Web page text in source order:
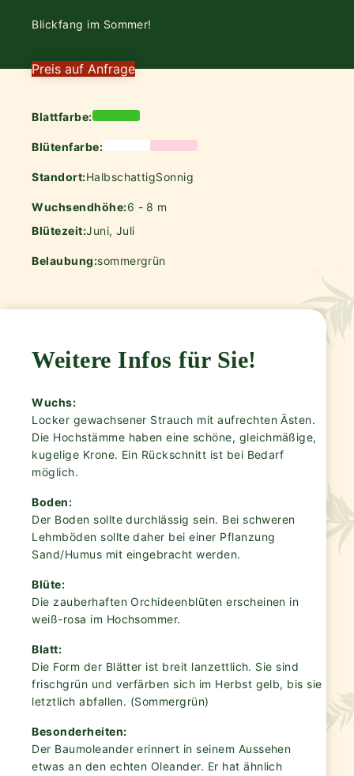
Blickfang im Sommer!
Preis auf Anfrage
Blattfarbe:
Blütenfarbe:
Standort:HalbschattigSonnig
Wuchsendhöhe:6 - 8 m
Blütezeit:Juni, Juli
Belaubung:sommergrün
Weitere Infos für Sie!
Wuchs:
Locker gewachsener Strauch mit aufrechten Ästen.
Die Hochstämme haben eine schöne, gleichmäßige,
kugelige Krone. Ein Rückschnitt ist bei Bedarf
möglich.
Boden:
Der Boden sollte durchlässig sein. Bei schweren
Lehmböden sollte daher bei einer Pflanzung
Sand/Humus mit eingebracht werden.
Blüte:
Die zauberhaften Orchideenblüten erscheinen in
weiß-rosa im Hochsommer.
Blatt:
Die Form der Blätter ist breit lanzettlich. Sie sind
frischgrün und verfärben sich im Herbst gelb, bis sie
letztlich abfallen. (Sommergrün)
Besonderheiten:
Der Baumoleander erinnert in seinem Aussehen
etwas an den echten Oleander. Er hat ähnlich